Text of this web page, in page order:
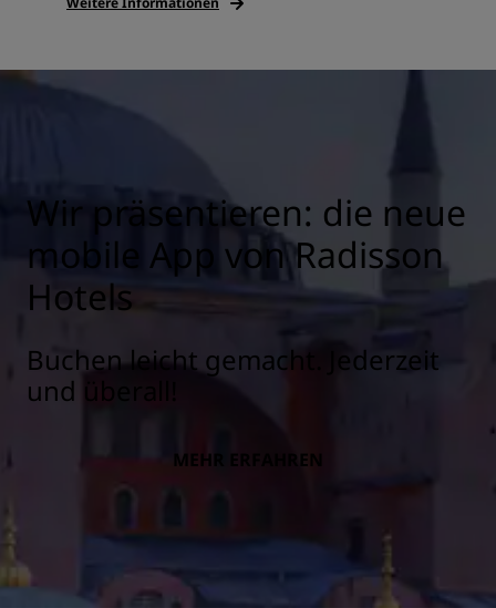
Wir präsentieren: die neue
mobile App von Radisson
Hotels
Buchen leicht gemacht. Jederzeit
und überall!
MEHR ERFAHREN